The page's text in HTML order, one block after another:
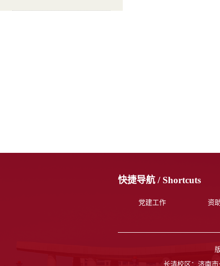
快捷导航 / Shortcuts
党建工作 资
长清校区：济南